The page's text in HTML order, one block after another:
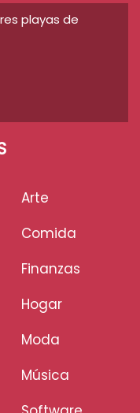
playas de
Arte
Comida
Finanzas
Hogar
Moda
Música